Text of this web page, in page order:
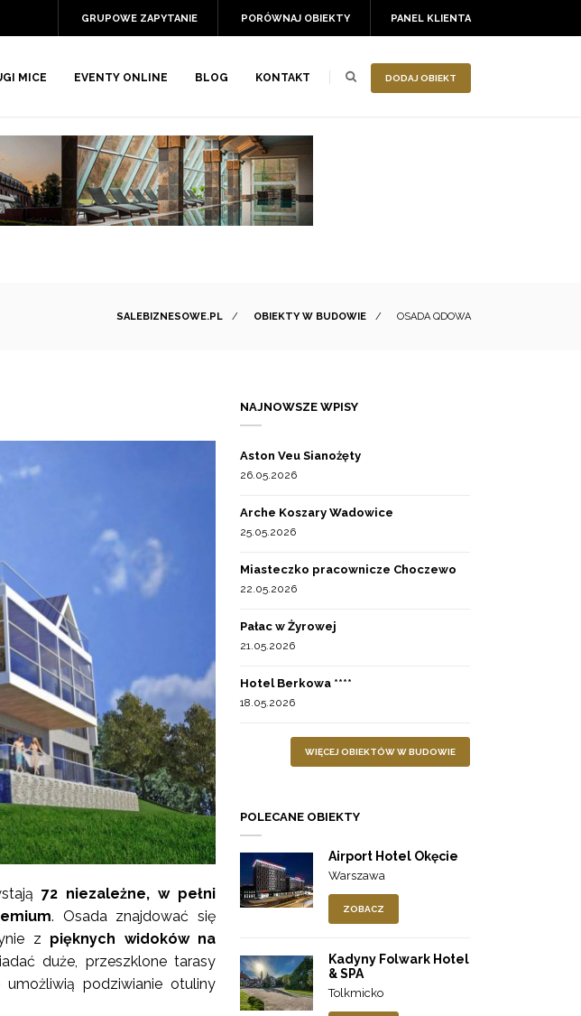
PANEL KLIENTA
PORÓWNAJ OBIEKTY
GRUPOWE ZAPYTANIE
DODAJ OBIEKT
MICE EVENTY ONLINE BLOG KONTAKT
SALEBIZNESOWE.PL / OBIEKTY W BUDOWIE / OSADA QDOWA
72 niezależne, w pełni
. Osada znajdować się
z pięknych widoków na
duże, przeszklone tarasy
podziwianie otuliny
NAJNOWSZE WPISY
Aston Veu Sianożęty
26.05.2026
Arche Koszary Wadowice
25.05.2026
Miasteczko pracownicze Choczewo
22.05.2026
Pałac w Żyrowej
21.05.2026
Hotel Berkowa ****
18.05.2026
WIĘCEJ OBIEKTÓW W BUDOWIE
POLECANE OBIEKTY
Airport Hotel Okęcie
Warszawa
ZOBACZ
Kadyny Folwark Hotel
& SPA
Tolkmicko